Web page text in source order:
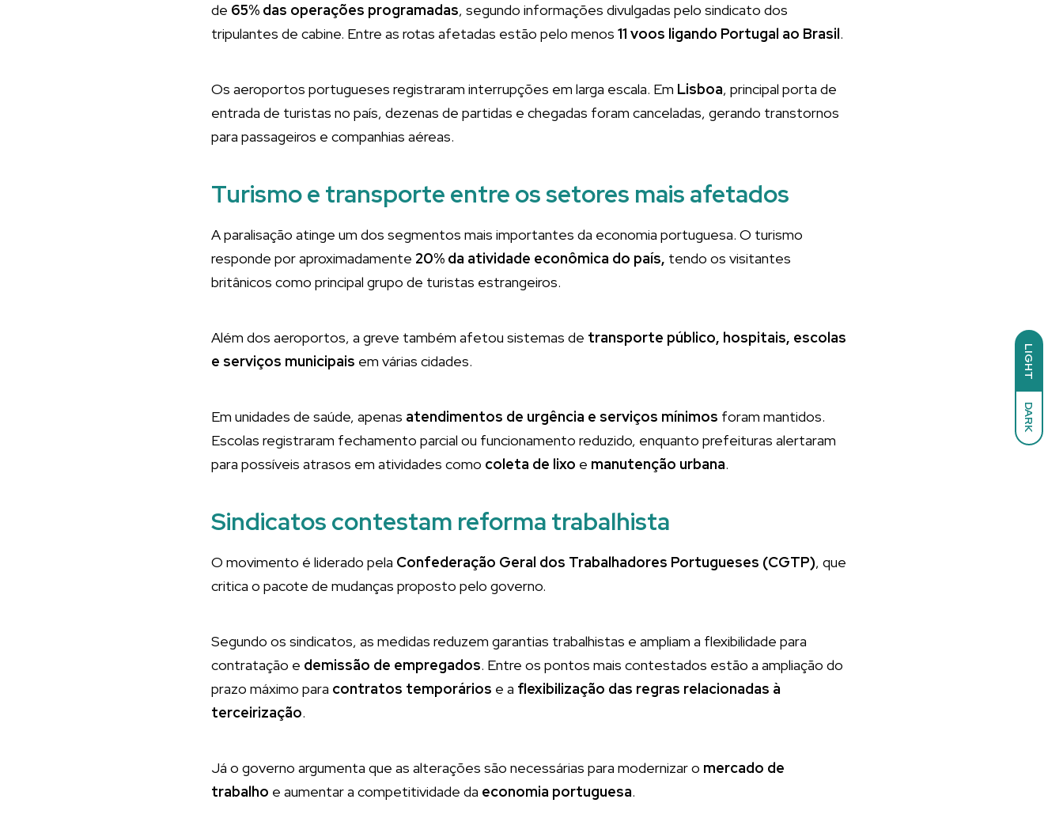
LIGHT
DARK
de 65% das operações programadas, segundo informações divulgadas pelo sindicato dos
tripulantes de cabine. Entre as rotas afetadas estão pelo menos 11 voos ligando Portugal ao Brasil.
Os aeroportos portugueses registraram interrupções em larga escala. Em Lisboa, principal porta de
entrada de turistas no país, dezenas de partidas e chegadas foram canceladas, gerando transtornos
para passageiros e companhias aéreas.
Turismo e transporte entre os setores mais afetados
A paralisação atinge um dos segmentos mais importantes da economia portuguesa. O turismo
responde por aproximadamente 20% da atividade econômica do país, tendo os visitantes
britânicos como principal grupo de turistas estrangeiros.
Além dos aeroportos, a greve também afetou sistemas de transporte público, hospitais, escolas
e serviços municipais em várias cidades.
Em unidades de saúde, apenas atendimentos de urgência e serviços mínimos foram mantidos.
Escolas registraram fechamento parcial ou funcionamento reduzido, enquanto prefeituras alertaram
para possíveis atrasos em atividades como coleta de lixo e manutenção urbana.
Sindicatos contestam reforma trabalhista
O movimento é liderado pela Confederação Geral dos Trabalhadores Portugueses (CGTP), que
critica o pacote de mudanças proposto pelo governo.
Segundo os sindicatos, as medidas reduzem garantias trabalhistas e ampliam a flexibilidade para
contratação e demissão de empregados. Entre os pontos mais contestados estão a ampliação do
prazo máximo para contratos temporários e a flexibilização das regras relacionadas à
terceirização.
Já o governo argumenta que as alterações são necessárias para modernizar o mercado de
trabalho e aumentar a competitividade da economia portuguesa.